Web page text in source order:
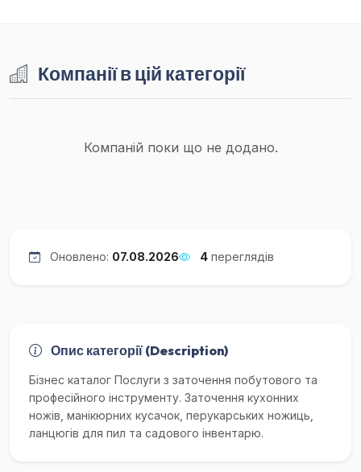
Компанії в цій категорії
Компаній поки що не додано.
Оновлено: 07.08.2026 4 переглядів
Опис категорії (Description)
Бізнес каталог Послуги з заточення побутового та
професійного інструменту. Заточення кухонних
ножів, манікюрних кусачок, перукарських ножиць,
ланцюгів для пил та садового інвентарю.